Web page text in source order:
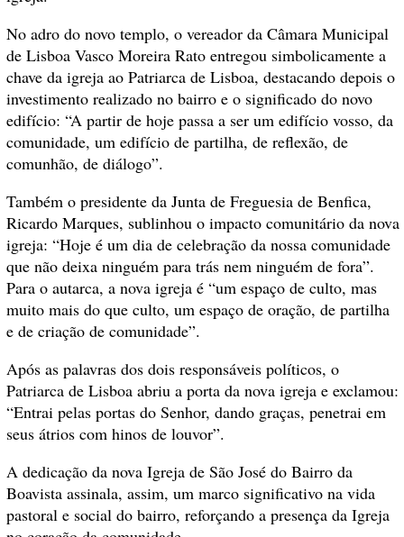
No adro do novo templo, o vereador da Câmara Municipal
de Lisboa Vasco Moreira Rato entregou simbolicamente a
chave da igreja ao Patriarca de Lisboa, destacando depois o
investimento realizado no bairro e o significado do novo
edifício: “A partir de hoje passa a ser um edifício vosso, da
comunidade, um edifício de partilha, de reflexão, de
comunhão, de diálogo”.
Também o presidente da Junta de Freguesia de Benfica,
Ricardo Marques, sublinhou o impacto comunitário da nova
igreja: “Hoje é um dia de celebração da nossa comunidade
que não deixa ninguém para trás nem ninguém de fora”.
Para o autarca, a nova igreja é “um espaço de culto, mas
muito mais do que culto, um espaço de oração, de partilha
e de criação de comunidade”.
Após as palavras dos dois responsáveis políticos, o
Patriarca de Lisboa abriu a porta da nova igreja e exclamou:
“Entrai pelas portas do Senhor, dando graças, penetrai em
seus átrios com hinos de louvor”.
A dedicação da nova Igreja de São José do Bairro da
Boavista assinala, assim, um marco significativo na vida
pastoral e social do bairro, reforçando a presença da Igreja